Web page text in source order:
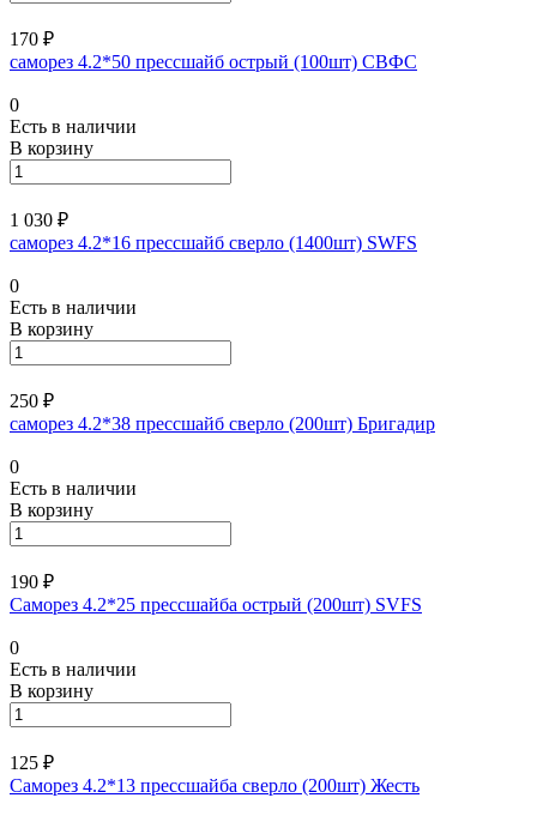
170 ₽
саморез 4.2*50 прессшайб острый (100шт) СВФС
0
Есть в наличии
В корзину
1 030 ₽
саморез 4.2*16 прессшайб сверло (1400шт) SWFS
0
Есть в наличии
В корзину
250 ₽
саморез 4.2*38 прессшайб сверло (200шт) Бригадир
0
Есть в наличии
В корзину
190 ₽
Саморез 4.2*25 прессшайба острый (200шт) SVFS
0
Есть в наличии
В корзину
125 ₽
Саморез 4.2*13 прессшайба сверло (200шт) Жесть